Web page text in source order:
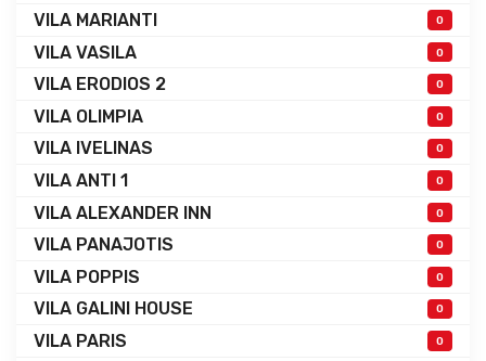
VILA MARIANTI 0
VILA VASILA 0
VILA ERODIOS 2 0
VILA OLIMPIA 0
VILA IVELINAS 0
VILA ANTI 1 0
VILA ALEXANDER INN 0
VILA PANAJOTIS 0
VILA POPPIS 0
VILA GALINI HOUSE 0
VILA PARIS 0